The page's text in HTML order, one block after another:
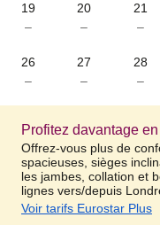
19
–
20
–
21
–
26
–
27
–
28
–
Profitez davantage
Offrez-vous plus de
spacieuses, sièges
les jambes, collation et
lignes vers/depuis
Voir tarifs Eurostar Plus